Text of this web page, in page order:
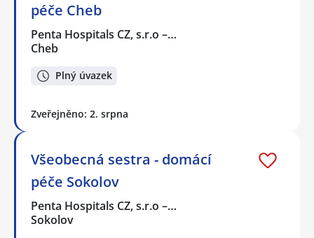
péče Cheb
Penta Hospitals CZ, s.r.o –…
Cheb
Plný úvazek
Zveřejněno: 2. srpna
Všeobecná sestra - domácí
péče Sokolov
Penta Hospitals CZ, s.r.o –…
Sokolov